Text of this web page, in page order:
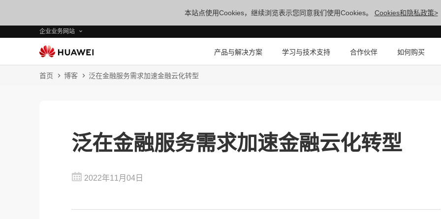
本站点使用Cookies，继续浏览表示您同意我们使用Cookies。 Cookies和隐私政策>
企业业务网站
产品与解决方案 学习与技术支持 合作伙伴 如何购买
首页 博客 泛在金融服务需求加速金融云化转型
泛在金融服务需求加速金融云化转型
2022年11月04日